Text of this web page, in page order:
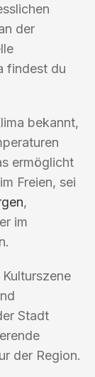
der
findest du
bekannt,
ermöglicht
Freien, sei
,
im
Stadt
der Region.